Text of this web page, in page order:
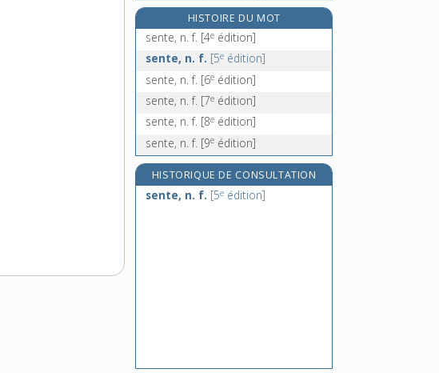
sentène, n. f.[7eédition]
senteur, n. f.
sentier, n. m.
sentiment, n. m.
HISTOIRE DU MOT
sente, n. f. [4e édition]
sente, n. f. [5e édition]
sente, n. f. [6e édition]
sente, n. f. [7e édition]
sente, n. f. [8e édition]
sente, n. f. [9e édition]
HISTORIQUE DE CONSULTATION
sente, n. f. [5e édition]